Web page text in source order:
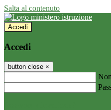
Salta al contenuto
Accedi
Accedi
button close ×